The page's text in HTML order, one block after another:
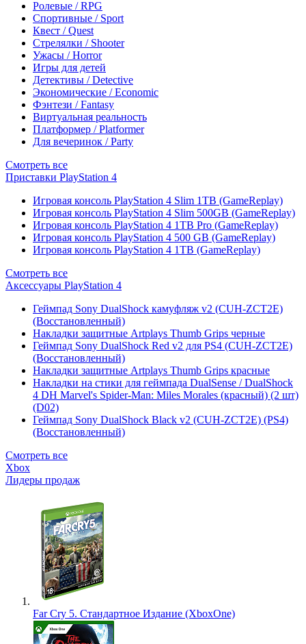
Ролевые / RPG
Спортивные / Sport
Квест / Quest
Стрелялки / Shooter
Ужасы / Horror
Игры для детей
Детективы / Detective
Экономические / Economic
Фэнтези / Fantasy
Виртуальная реальность
Платформер / Platformer
Для вечеринок / Party
Смотреть все
Приставки PlayStation 4
Игровая консоль PlayStation 4 Slim 1TB (GameReplay)
Игровая консоль PlayStation 4 Slim 500GB (GameReplay)
Игровая консоль PlayStation 4 1TB Pro (GameReplay)
Игровая консоль PlayStation 4 500 GB (GameReplay)
Игровая консоль PlayStation 4 1TB (GameReplay)
Смотреть все
Аксессуары PlayStation 4
Геймпад Sony DualShock камуфляж v2 (CUH-ZCT2E)
(Восстановленный)
Накладки защитные Artplays Thumb Grips черные
Геймпад Sony DualShock Red v2 для PS4 (CUH-ZCT2E)
(Восстановленный)
Накладки защитные Artplays Thumb Grips красные
Накладки на стики для геймпада DualSense / DualShock
4 DH Marvel's Spider-Man: Miles Morales (красный) (2 шт)
(D02)
Геймпад Sony DualShock Black v2 (CUH-ZCT2E) (PS4)
(Восстановленный)
Смотреть все
Xbox
Лидеры продаж
Far Cry 5. Стандартное Издание (XboxOne)